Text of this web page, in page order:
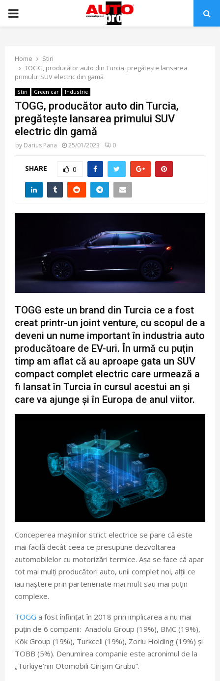
PRIMARY
Home
Stiri
TOGG, producător auto din Turcia, pregătește lansarea
primului SUV electric din gamă
Stiri Green car Industrie
TOGG, producător auto din Turcia,
pregătește lansarea primului SUV
electric din gamă
by Darius Pana 25/01/2023 0
SHARE 0
TOGG este un brand din Turcia ce a fost
creat printr-un joint venture, cu scopul de a
deveni un nume important în industria auto
producătoare de EV-uri. În urmă cu puțin
timp am aflat că au aproape gata un SUV
compact complet electric care urmează a
fi lansat în Turcia în cursul acestui an și
care va ajunge și în Europa de anul viitor.
Conceperea mașinilor strict electrice se pare că este
mai facilă decât ceea ce presupune dezvoltarea
automobilelor cu motorizări termice. Așa se face că apar
tot mai mulți producători auto, unii complet noi, alții ce
iau naștere prin parteneriate mai mult sau mai puțin
complexe.
TOGG a fost înființat în 2018 prin implicarea a nu mai
puțin de 6 companii: Anadolu Group (19%), BMC (19%),
Kök Group (19%), Turkcell (19%), Zorlu Holding (19%) și
TOBB (5%). Denumirea companie este acronimul de la
„Türkiye’nin Otomobili Girişim Grubu”.